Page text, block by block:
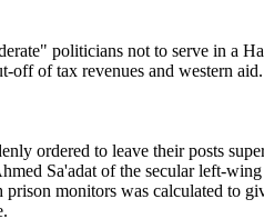
politicians not to serve in a
off of tax revenues and western aid.
ordered to leave their posts
Sa'adat of the secular left-
monitors was calculated to